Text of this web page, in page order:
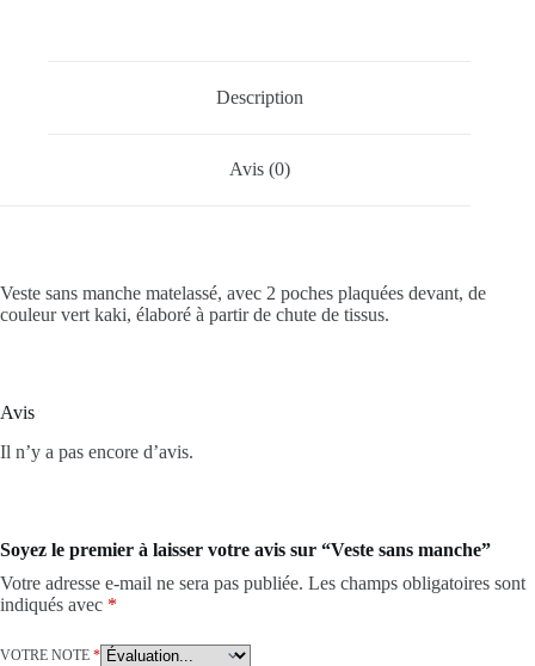
Description
Avis (0)
Veste sans manche matelassé, avec 2 poches plaquées devant, de
couleur vert kaki, élaboré à partir de chute de tissus.
Avis
Il n’y a pas encore d’avis.
Soyez le premier à laisser votre avis sur “Veste sans manche”
Votre adresse e-mail ne sera pas publiée. Les champs obligatoires sont
indiqués avec *
VOTRE NOTE *